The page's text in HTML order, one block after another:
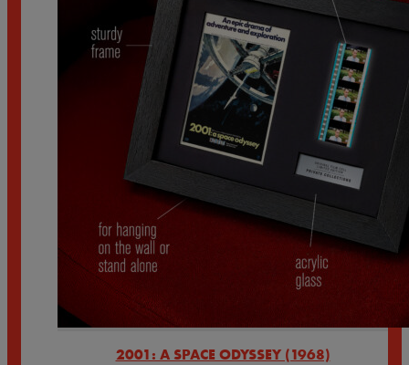
2001: A SPACE ODYSSEY (1968)